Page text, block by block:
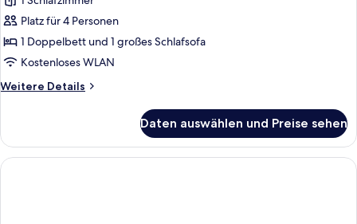
Platz für 4 Personen
1 Doppelbett und 1 großes Schlafsofa
Kostenloses WLAN
Weitere Details
Weitere
Park
Fort
Apartment
Daten auswählen und Preise sehen